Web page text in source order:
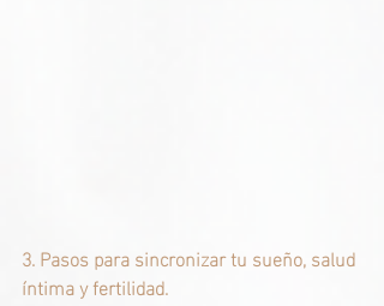
3. Pasos para sincronizar tu sueño, salud
íntima y fertilidad.